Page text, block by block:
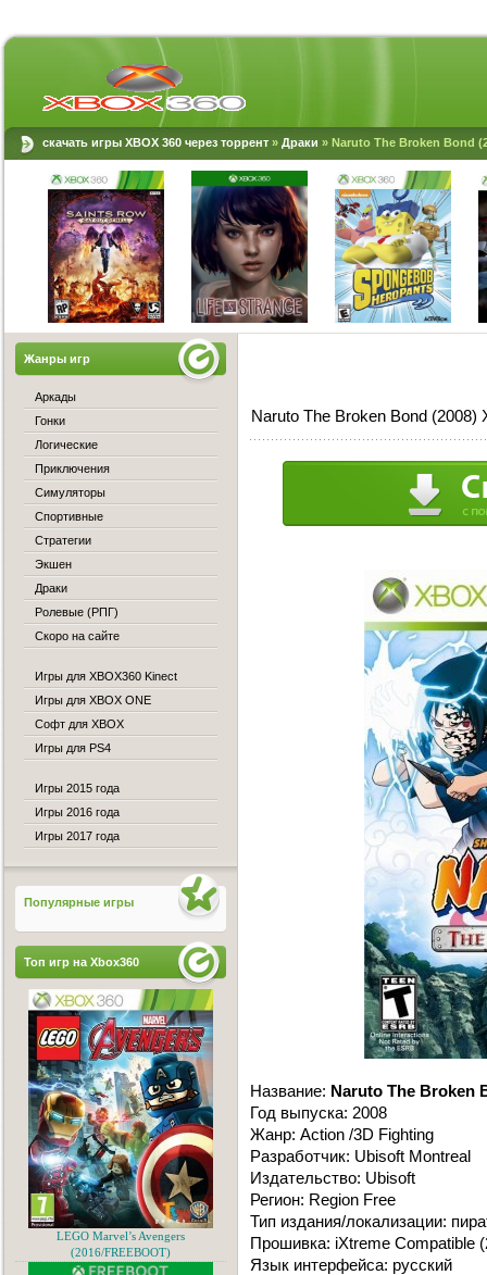
скачать игры XBOX 360 через торрент » Драки » Naruto The Broken Bond
Naruto The Broken Bond (2008)
Название: Naruto The Broken
Год выпуска: 2008
Жанр: Action /3D Fighting
Разработчик: Ubisoft Montreal
Издательство: Ubisoft
Регион: Region Free
Тип издания/локализации:
Прошивка: iXtreme Compatible
Язык интерфейса: русский
Жанры игр
Аркады
Гонки
Логические
Приключения
Симуляторы
Спортивные
Стратегии
Экшен
Драки
Ролевые (РПГ)
Скоро на сайте
Игры для XBOX360 Kinect
Игры для XBOX ONE
Софт для XBOX
Игры для PS4
Игры 2015 года
Игры 2016 года
Игры 2017 года
Популярные игры
Топ игр на Xbox360
LEGO Marvel’s Avengers
(2016/FREEBOOT)